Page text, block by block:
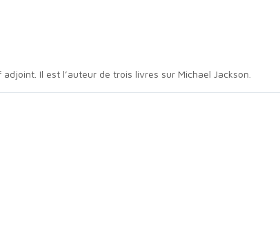
Il est l’auteur de trois livres sur Michael Jackson.